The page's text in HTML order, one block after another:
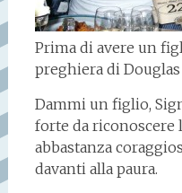
Prima di avere un
preghiera di
Dammi un figlio,
forte da riconoscere
abbastanza
davanti alla paura.